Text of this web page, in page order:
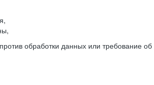
обработки данных или требование об